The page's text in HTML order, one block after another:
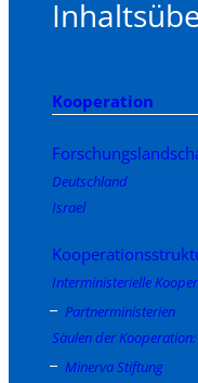
Kooperation
Deutschland
Israel
Interministerielle
Partnerministerien
Säulen der
Minerva Stiftung